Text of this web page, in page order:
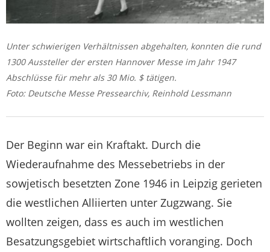
Unter schwierigen Verhältnissen abgehalten, konnten die rund
1300 Aussteller der ersten Hannover Messe im Jahr 1947
Abschlüsse für mehr als 30 Mio. $ tätigen.
Foto: Deutsche Messe Pressearchiv, Reinhold Lessmann
Der Beginn war ein Kraftakt. Durch die
Wiederaufnahme des Messebetriebs in der
sowjetisch besetzten Zone 1946 in Leipzig gerieten
die westlichen Alliierten unter Zugzwang. Sie
wollten zeigen, dass es auch im westlichen
Besatzungsgebiet wirtschaftlich voranging. Doch